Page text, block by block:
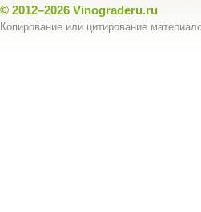
© 2012–2026 Vinograderu.ru
Копирование или цитирование